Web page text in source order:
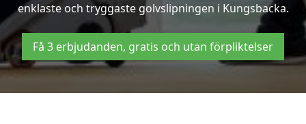
enklaste och tryggaste golvslipningen i Kungsbacka.
Få 3 erbjudanden, gratis och utan förpliktelser